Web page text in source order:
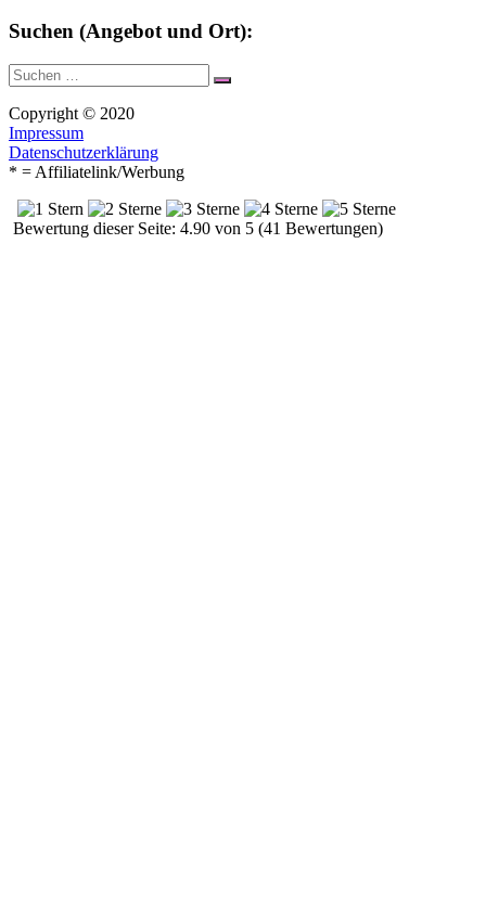
Suchen (Angebot und Ort):
Suche
nach:
Suchen
Copyright © 2020
Impressum
Datenschutzerklärung
* = Affiliatelink/Werbung
Bewertung dieser Seite: 4.90 von 5 (41 Bewertungen)